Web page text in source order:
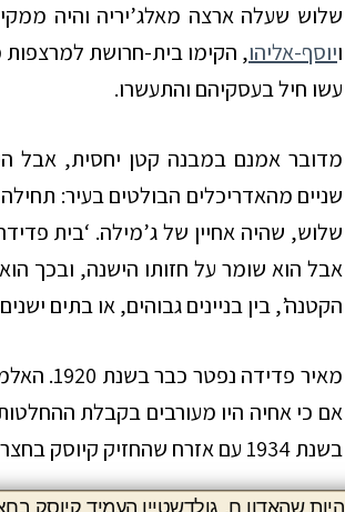
שלוש שעלה ארצה מאלג’יריה והיה
ויוסף-אליהו, הקימו בית-חרושת למרצפות
עשו חיל בעסקיהם והתעשרו.
מדובר אמנם במבנה קטן יחסית, אבל
שלוש, שהיה אחיין של ג’מילה. ‘בית
אבל הוא שומר על חזותו הישנה, ובכך
הקטנה’, בין בניינים גבוהים, או בתים
מאיר
אם כי אחיה היו מעורבים בקבלת
בשנת 1934 עם אזרח שהחזיק קיוסק בחצר שלה:
היות שהאדון ח. גולדשטיין העמיד קיוסק